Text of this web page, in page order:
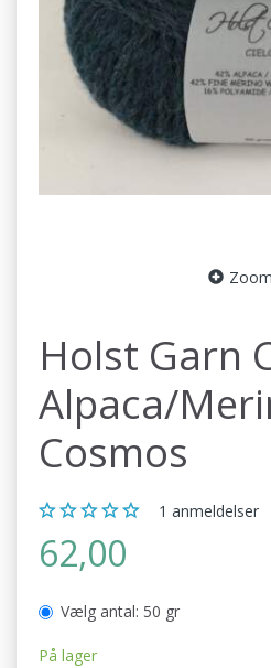
Zoom
Holst Garn
Alpaca/
Cosmos
1 anmeldelser
62,00
Vælg antal: 50 gr
På lager